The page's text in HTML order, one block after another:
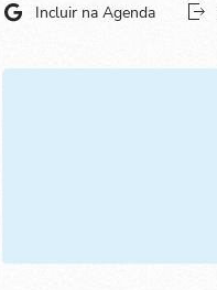
Incluir na Agenda